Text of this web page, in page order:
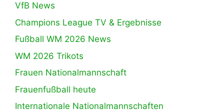
VfB News
Champions League TV & Ergebnisse
Fußball WM 2026 News
WM 2026 Trikots
Frauen Nationalmannschaft
Frauenfußball heute
Internationale Nationalmannschaften